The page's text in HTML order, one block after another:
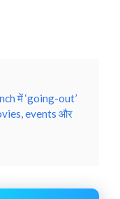
में ‘going-out’
events और